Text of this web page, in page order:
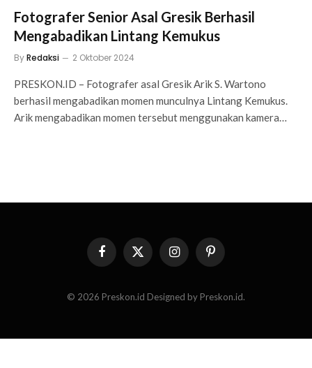
Fotografer Senior Asal Gresik Berhasil
Mengabadikan Lintang Kemukus
ByRedaksi 2 Oktober 2024
PRESKON.ID – Fotografer asal Gresik Arik S. Wartono
berhasil mengabadikan momen munculnya Lintang Kemukus.
Arik mengabadikan momen tersebut menggunakan kamera…
FacebookX
(Twitter)
InstagramPinterest
© 2026 Preskon.id Designed by Preskon.id.